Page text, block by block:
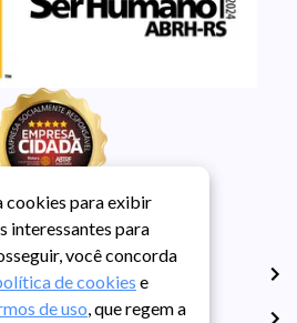
Uso
cookies para exibir
interessantes para
você concorda
de cookies e
de uso, que regem a